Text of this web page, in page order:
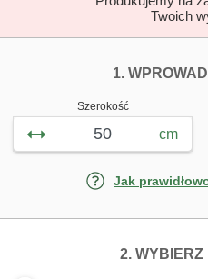
Twoich
1.
Szerokość
cm
Jak
2.